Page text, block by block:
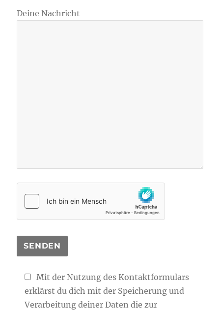
Deine Nachricht
Mit der Nutzung des Kontaktformulars
erklärst du dich mit der Speicherung und
Verarbeitung deiner Daten die zur